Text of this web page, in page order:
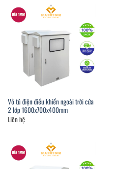
Vỏ tủ điện điều khiển ngoài trời cửa
2 lớp 1600x700x400mm
Liên hệ